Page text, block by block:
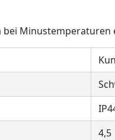
Minustemperaturen
4,5